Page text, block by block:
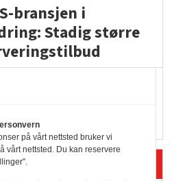
bransjen i
Stadig større
i praksis
på vårt nettsted bruker vi
vårt nettsted. Du kan reservere